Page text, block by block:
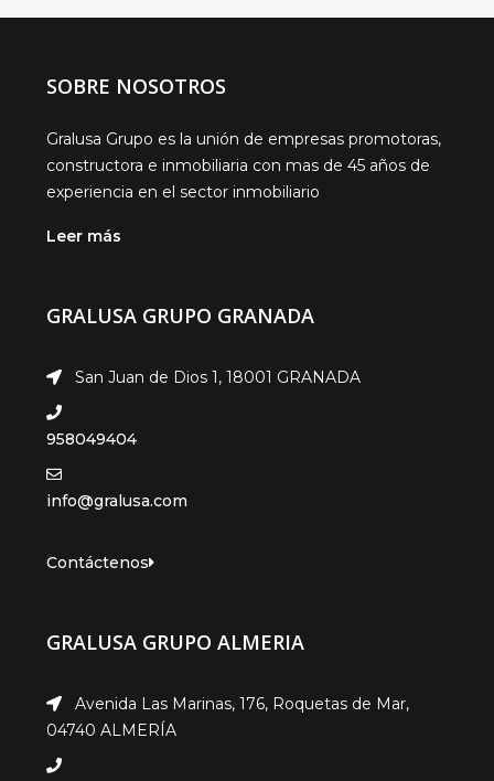
SOBRE NOSOTROS
Gralusa Grupo es la unión de empresas promotoras,
constructora e inmobiliaria con mas de 45 años de
experiencia en el sector inmobiliario
Leer más
GRALUSA GRUPO GRANADA
San Juan de Dios 1, 18001 GRANADA
958049404
info@gralusa.com
Contáctenos
GRALUSA GRUPO ALMERIA
Avenida Las Marinas, 176, Roquetas de Mar,
04740 ALMERÍA